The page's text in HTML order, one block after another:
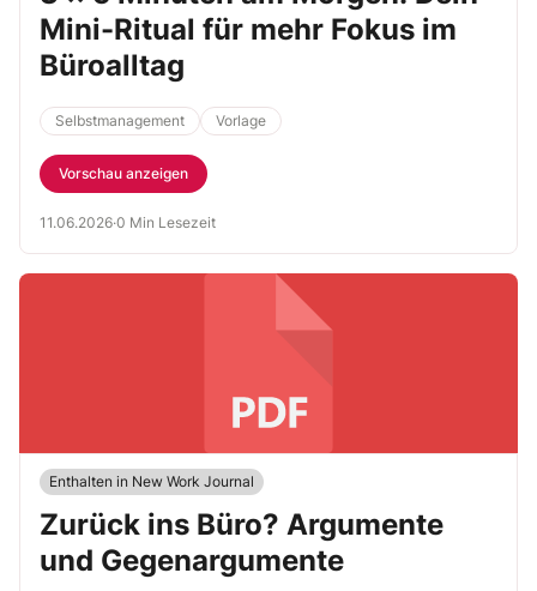
Mini-Ritual für mehr Fokus im
Büroalltag
Selbstmanagement Vorlage
Vorschau anzeigen
11.06.2026·0 Min Lesezeit
Enthalten in New Work Journal
Zurück ins Büro? Argumente
und Gegenargumente